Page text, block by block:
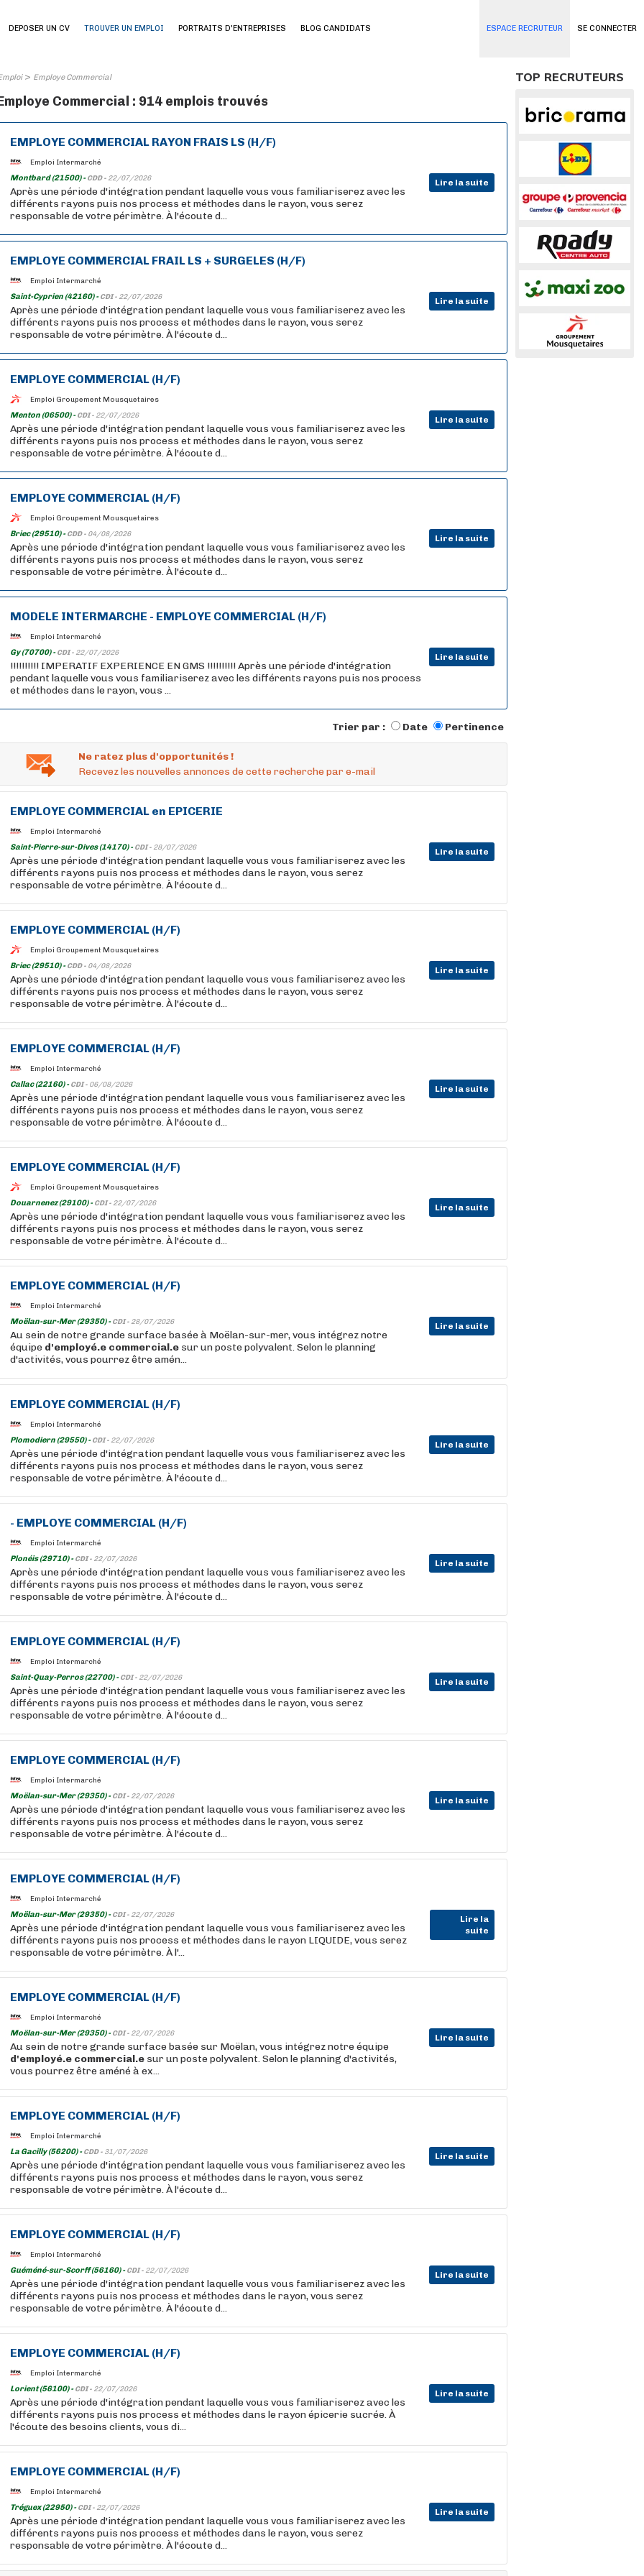
SE CONNECTER
DEPOSER UN CV TROUVER UN EMPLOI PORTRAITS D'ENTREPRISES BLOG CANDIDATS ESPACE RECRUTEUR
> Employe Commercial
Commercial : 914 emplois trouvés
EMPLOYE COMMERCIAL RAYON FRAIS LS (H/F)
Emploi Intermarché
Montbard (21500) -CDD - 22/07/2026 Lire la suite
Après une période d'intégration pendant laquelle vous vous familiariserez avec les
différents rayons puis nos process et méthodes dans le rayon, vous serez
responsable de votre périmètre. À l'écoute d...
EMPLOYE COMMERCIAL FRAIL LS + SURGELES (H/F)
Emploi Intermarché
Saint-Cyprien (42160) -CDI - 22/07/2026 Lire la suite
Après une période d'intégration pendant laquelle vous vous familiariserez avec les
différents rayons puis nos process et méthodes dans le rayon, vous serez
responsable de votre périmètre. À l'écoute d...
EMPLOYE COMMERCIAL (H/F)
Emploi Groupement Mousquetaires
Menton (06500) -CDI - 22/07/2026 Lire la suite
Après une période d'intégration pendant laquelle vous vous familiariserez avec les
différents rayons puis nos process et méthodes dans le rayon, vous serez
responsable de votre périmètre. À l'écoute d...
EMPLOYE COMMERCIAL (H/F)
Emploi Groupement Mousquetaires
Briec (29510) -CDD - 04/08/2026 Lire la suite
Après une période d'intégration pendant laquelle vous vous familiariserez avec les
différents rayons puis nos process et méthodes dans le rayon, vous serez
responsable de votre périmètre. À l'écoute d...
MODELE INTERMARCHE - EMPLOYE COMMERCIAL (H/F)
Emploi Intermarché
Gy (70700) -CDI - 22/07/2026 Lire la suite
!!!!!!!!!! IMPERATIF EXPERIENCE EN GMS !!!!!!!!!! Après une période d'intégration
pendant laquelle vous vous familiariserez avec les différents rayons puis nos process
et méthodes dans le rayon, vous ...
Trier par : Date Pertinence
Ne ratez plus d'opportunités !
Recevez les nouvelles annonces de cette recherche par e-mail
EMPLOYE COMMERCIAL en EPICERIE
Emploi Intermarché
Saint-Pierre-sur-Dives (14170) -CDI - 28/07/2026 Lire la suite
Après une période d'intégration pendant laquelle vous vous familiariserez avec les
différents rayons puis nos process et méthodes dans le rayon, vous serez
responsable de votre périmètre. À l'écoute d...
EMPLOYE COMMERCIAL (H/F)
Emploi Groupement Mousquetaires
Briec (29510) -CDD - 04/08/2026 Lire la suite
Après une période d'intégration pendant laquelle vous vous familiariserez avec les
différents rayons puis nos process et méthodes dans le rayon, vous serez
responsable de votre périmètre. À l'écoute d...
EMPLOYE COMMERCIAL (H/F)
Emploi Intermarché
Callac (22160) -CDI - 06/08/2026 Lire la suite
Après une période d'intégration pendant laquelle vous vous familiariserez avec les
différents rayons puis nos process et méthodes dans le rayon, vous serez
responsable de votre périmètre. À l'écoute d...
EMPLOYE COMMERCIAL (H/F)
Emploi Groupement Mousquetaires
Douarnenez (29100) -CDI - 22/07/2026 Lire la suite
Après une période d'intégration pendant laquelle vous vous familiariserez avec les
différents rayons puis nos process et méthodes dans le rayon, vous serez
responsable de votre périmètre. À l'écoute d...
EMPLOYE COMMERCIAL (H/F)
Emploi Intermarché
Moëlan-sur-Mer (29350) -CDI - 28/07/2026 Lire la suite
Au sein de notre grande surface basée à Moëlan-sur-mer, vous intégrez notre
équipe d'employé.e commercial.e sur un poste polyvalent. Selon le planning
d'activités, vous pourrez être amén...
EMPLOYE COMMERCIAL (H/F)
Emploi Intermarché
Plomodiern (29550) -CDI - 22/07/2026 Lire la suite
Après une période d'intégration pendant laquelle vous vous familiariserez avec les
différents rayons puis nos process et méthodes dans le rayon, vous serez
responsable de votre périmètre. À l'écoute d...
- EMPLOYE COMMERCIAL (H/F)
Emploi Intermarché
Plonéis (29710) -CDI - 22/07/2026 Lire la suite
Après une période d'intégration pendant laquelle vous vous familiariserez avec les
différents rayons puis nos process et méthodes dans le rayon, vous serez
responsable de votre périmètre. À l'écoute d...
EMPLOYE COMMERCIAL (H/F)
Emploi Intermarché
Saint-Quay-Perros (22700) -CDI - 22/07/2026 Lire la suite
Après une période d'intégration pendant laquelle vous vous familiariserez avec les
différents rayons puis nos process et méthodes dans le rayon, vous serez
responsable de votre périmètre. À l'écoute d...
EMPLOYE COMMERCIAL (H/F)
Emploi Intermarché
Moëlan-sur-Mer (29350) -CDI - 22/07/2026 Lire la suite
Après une période d'intégration pendant laquelle vous vous familiariserez avec les
différents rayons puis nos process et méthodes dans le rayon, vous serez
responsable de votre périmètre. À l'écoute d...
EMPLOYE COMMERCIAL (H/F)
Emploi Intermarché
Moëlan-sur-Mer (29350) -CDI - 22/07/2026
Lire la
suite
Après une période d'intégration pendant laquelle vous vous familiariserez avec les
différents rayons puis nos process et méthodes dans le rayon LIQUIDE, vous serez
responsable de votre périmètre. À l'...
EMPLOYE COMMERCIAL (H/F)
Emploi Intermarché
Moëlan-sur-Mer (29350) -CDI - 22/07/2026 Lire la suite
Au sein de notre grande surface basée sur Moëlan, vous intégrez notre équipe
d'employé.e commercial.e sur un poste polyvalent. Selon le planning d'activités,
vous pourrez être améné à ex...
EMPLOYE COMMERCIAL (H/F)
Emploi Intermarché
La Gacilly (56200) -CDD - 31/07/2026 Lire la suite
Après une période d'intégration pendant laquelle vous vous familiariserez avec les
différents rayons puis nos process et méthodes dans le rayon, vous serez
responsable de votre périmètre. À l'écoute d...
EMPLOYE COMMERCIAL (H/F)
Emploi Intermarché
Guéméné-sur-Scorff (56160) -CDI - 22/07/2026 Lire la suite
Après une période d'intégration pendant laquelle vous vous familiariserez avec les
différents rayons puis nos process et méthodes dans le rayon, vous serez
responsable de votre périmètre. À l'écoute d...
EMPLOYE COMMERCIAL (H/F)
Emploi Intermarché
Lorient (56100) -CDI - 22/07/2026 Lire la suite
Après une période d'intégration pendant laquelle vous vous familiariserez avec les
différents rayons puis nos process et méthodes dans le rayon épicerie sucrée. À
l'écoute des besoins clients, vous di...
EMPLOYE COMMERCIAL (H/F)
Emploi Intermarché
Tréguex (22950) -CDI - 22/07/2026 Lire la suite
Après une période d'intégration pendant laquelle vous vous familiariserez avec les
différents rayons puis nos process et méthodes dans le rayon, vous serez
responsable de votre périmètre. À l'écoute d...
TOP RECRUTEURS